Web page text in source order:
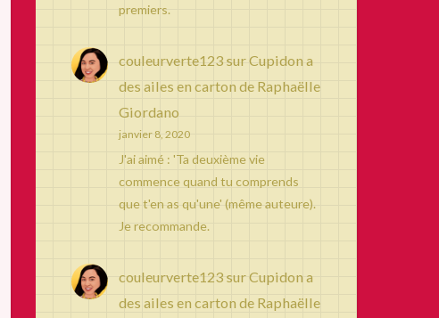
premiers.
couleurverte123surCupidon a
des ailes en carton de Raphaëlle
Giordano
janvier 8, 2020
J'ai aimé : 'Ta deuxième vie
commence quand tu comprends
que t'en as qu'une' (même auteure).
Je recommande.
couleurverte123surCupidon a
des ailes en carton de Raphaëlle